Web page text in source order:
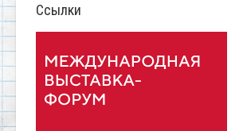
Ссылки